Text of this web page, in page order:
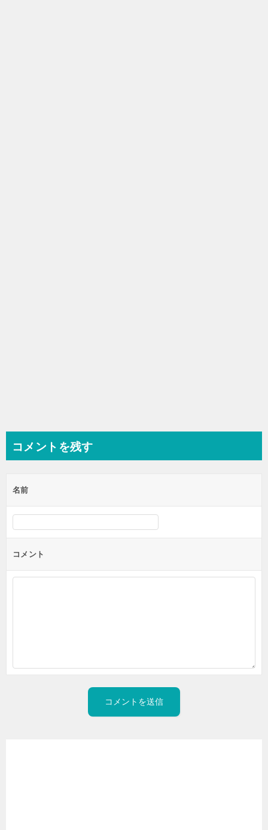
コメントを残す
名前
コメント